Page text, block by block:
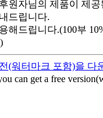
원자님의 제품이 제
드립니다.
해드립니다.(100부
(워터마크 포함)을 다
can get a free